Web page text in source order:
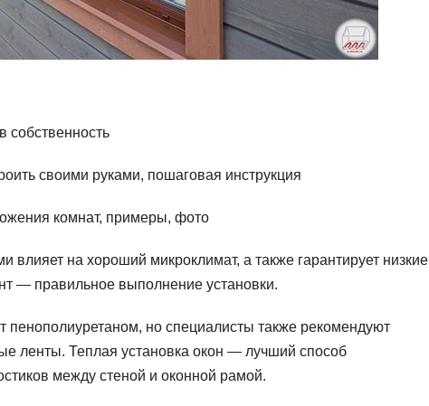
собственность
своими руками, пошаговая инструкция
комнат, примеры, фото
на хороший микроклимат, а также гарантирует низкие
— правильное выполнение установки.
пенополиуретаном, но специалисты также рекомендуют
ленты. Теплая установка окон — лучший способ
между стеной и оконной рамой.